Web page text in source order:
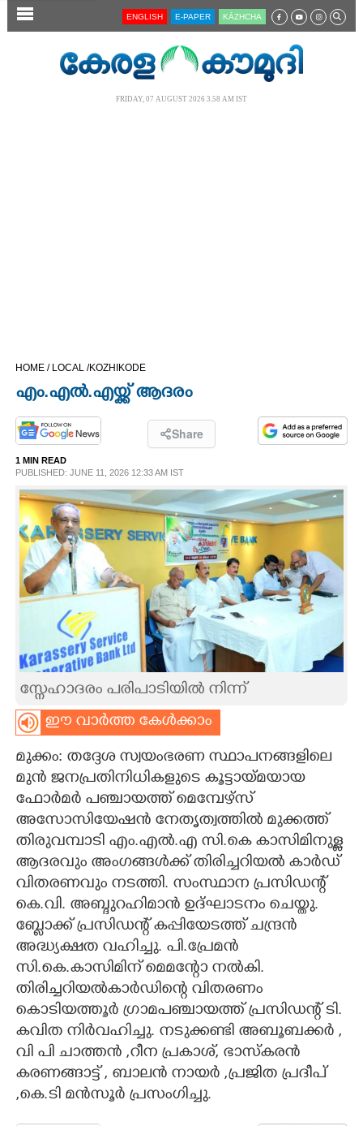
SECTIONS
OPINION
PHOTOS
LIFESTYLE
SPIRITUAL
ART
ASTRO
CARTOONS
LITERATURE
ZOOM
CONTACT US
ENGLISH E-PAPER KĀZHCHA
FRIDAY, 07 AUGUST 2026 3.58 AM IST
HOME / LOCAL /KOZHIKODE
എം.എൽ.എയ്ക്ക് ആദരം
Share
1 MIN READ
PUBLISHED: JUNE 11, 2026 12:33 AM IST
സ്നേഹാദരം പരിപാടിയിൽ നിന്ന്
ഈ വാർത്ത കേൾക്കാം
മുക്കം: തദ്ദേശ സ്വയംഭരണ സ്ഥാപനങ്ങളിലെ
മുൻ ജനപ്രതിനിധികളുടെ കൂട്ടായ്മയായ
ഫോർമർ പഞ്ചായത്ത് മെമ്പേഴ്സ്
അസോസിയേഷൻ നേതൃത്വത്തിൽ മുക്കത്ത്
തിരുവമ്പാടി എം.എൽ.എ സി.കെ കാസിമിനുള്ള
ആദരവും അംഗങ്ങൾക്ക് തിരിച്ചറിയൽ കാർഡ്
വിതരണവും നടത്തി. സംസ്ഥാന പ്രസിഡന്റ്
കെ.വി. അബ്ദുറഹിമാൻ ഉദ്ഘാടനം ചെയ്തു.
ബ്ലോക്ക് പ്രസിഡന്റ് കപ്പിയേടത്ത് ചന്ദ്രൻ
അദ്ധ്യക്ഷത വഹിച്ചു. പി.പ്രേമൻ
സി.കെ.കാസിമിന് മെമന്റോ നൽകി.
തിരിച്ചറിയൽകാർഡിന്റെ വിതരണം
കൊടിയത്തൂർ ഗ്രാമപഞ്ചായത്ത് പ്രസിഡന്റ് ടി.
കവിത നിർവഹിച്ചു. നടുക്കണ്ടി അബൂബക്കർ ,
വി പി ചാത്തൻ ,റീന പ്രകാശ്, ഭാസ്കരൻ
കരണങ്ങാട്ട് , ബാലൻ നായർ ,പ്രജിത പ്രദീപ്
,കെ.ടി മൻസൂർ പ്രസംഗിച്ചു.